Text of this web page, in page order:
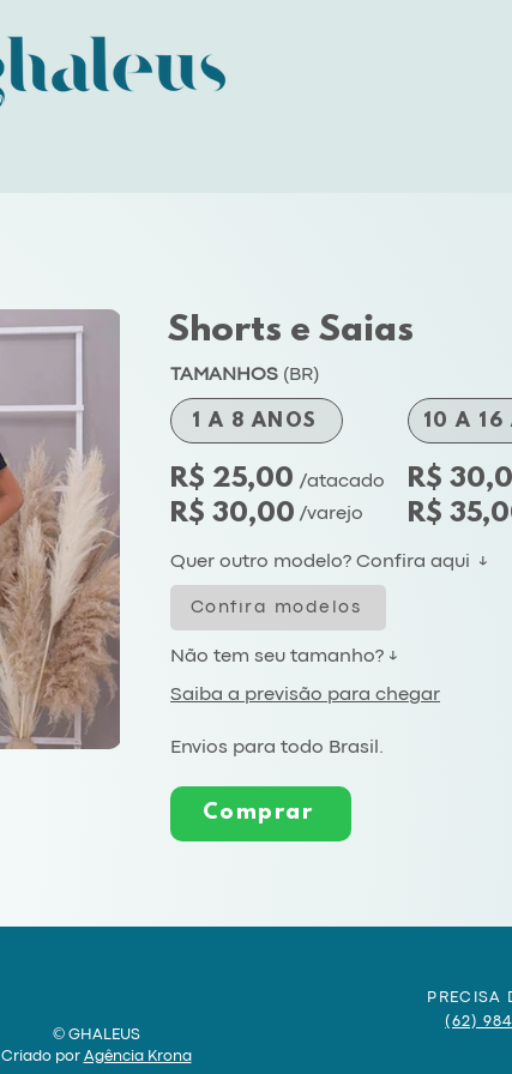
Shorts e Saias
TAMANHOS (BR)
1 A 8 ANOS
R$ 25,00
R$ 30,00
/atacado
/varejo
10 A 16
R$
R$
Quer outro modelo? Confira aqui ↓
Confira modelos
Não tem seu tamanho? ↓
Saiba a previsão para chegar
Envios para todo Brasil.
Comprar
© GHALEUS
Criado por Agência Krona
PRECISA
(62)